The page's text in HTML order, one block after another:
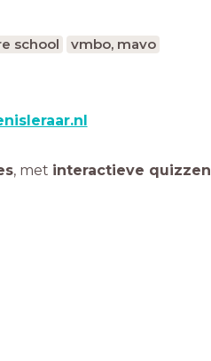
school
vmbo, mavo
, met interactieve quizzen